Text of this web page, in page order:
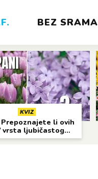
BEZ SRAMA
KVIZ
Prepoznajete li ovih
vrsta ljubičastog
cvijeća?